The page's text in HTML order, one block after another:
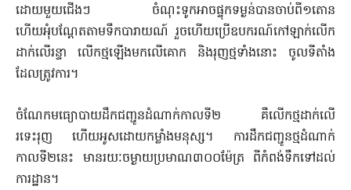
ដោយមួយជើងៗ ចំណុះទូកអាចផ្ទុកទម្ងន់បានចាប់ពី១តោន
ហើយអុំបណ្តែតតាមទឹកបារាយណ៍ រួចហើយប្រើឧបករណ៍កៅឡាក់លើក
ដាក់លើរន្ទា លើកថ្មឡើងមកលើគោក និងរុញថ្មទាំងនោះ ចូលទីតាំង
ដែលត្រូវការ។
ចំណែកមធ្យោបាយដឹកជញ្ជូនដំណាក់កាលទី២ គឺលើកថ្មដាក់លើ
រទេះរុញ ហើយអូសដោយកម្លាំងមនុស្ស។ ការដឹកជញ្ជូនថ្មដំណាក់
កាលទី២នេះ មានរយៈចម្ងាយប្រមាណ៣០០ម៉ែត្រ ពីកំពង់ទឹកទៅដល់
ការដ្ឋាន។